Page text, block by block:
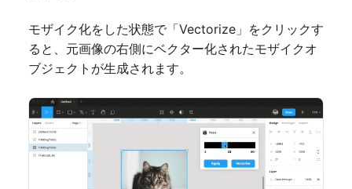
モザイク化をした状態で「Vectorize」をクリックす
ると、元画像の右側にベクター化されたモザイクオ
ブジェクトが生成されます。